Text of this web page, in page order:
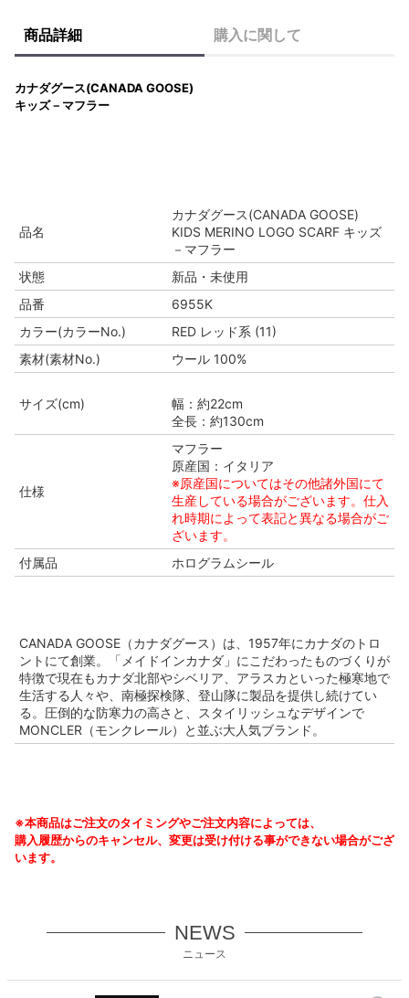
商品詳細 購入に関して
カナダグース(CANADA GOOSE)
キッズ－マフラー
品名
カナダグース(CANADA GOOSE)
KIDS MERINO LOGO SCARF キッズ
－マフラー
状態
新品・未使用
品番
6955K
カラー(カラーNo.)
RED レッド系 (11)
素材(素材No.)
ウール 100%
サイズ(cm)
幅：約22cm
全長：約130cm
仕様
マフラー
原産国：イタリア
※原産国についてはその他諸外国にて
生産している場合がございます。仕入
れ時期によって表記と異なる場合がご
ざいます。
付属品
ホログラムシール
CANADA GOOSE（カナダグース）は、1957年にカナダのトロ
ントにて創業。「メイドインカナダ」にこだわったものづくりが
特徴で現在もカナダ北部やシベリア、アラスカといった極寒地で
生活する人々や、南極探検隊、登山隊に製品を提供し続けてい
る。圧倒的な防寒力の高さと、スタイリッシュなデザインで
MONCLER（モンクレール）と並ぶ大人気ブランド。
※本商品はご注文のタイミングやご注文内容によっては、
購入履歴からのキャンセル、変更は受け付ける事ができない場合がござ
います。
NEWS
ニュース